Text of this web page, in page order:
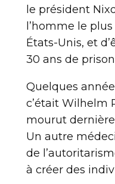
le président
l’homme le
États-Unis, et
30 ans de
Quelques
c’était Wilhelm
mourut
Un autre
de
à créer des